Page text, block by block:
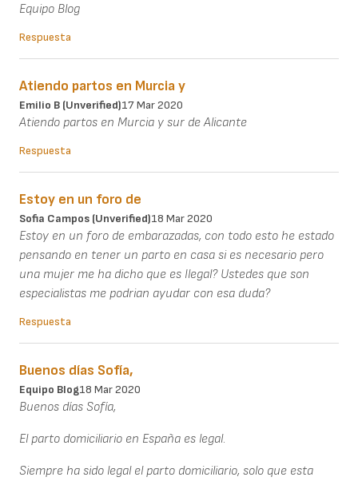
Equipo Blog
Respuesta
Atiendo partos en Murcia y
Emilio B (unverified)17 Mar 2020
Atiendo partos en Murcia y sur de Alicante
Respuesta
Estoy en un foro de
Sofia Campos (unverified)18 Mar 2020
Estoy en un foro de embarazadas, con todo esto he estado
pensando en tener un parto en casa si es necesario pero
una mujer me ha dicho que es Ilegal? Ustedes que son
especialistas me podrian ayudar con esa duda?
Respuesta
Buenos días Sofía,
Equipo Blog18 Mar 2020
Buenos días Sofía,
El parto domiciliario en España es legal.
Siempre ha sido legal el parto domiciliario, solo que esta